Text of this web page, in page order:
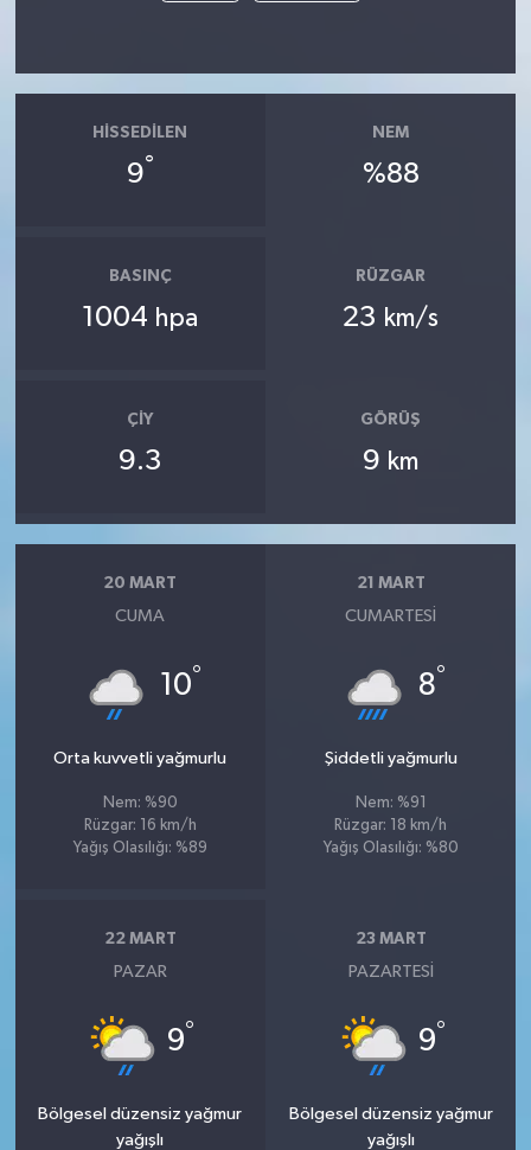
HISSEDILEN
9°
NEM
%88
BASINÇ
1004 hpa
RÜZGAR
23 km/s
ÇIY
9.3
GÖRÜŞ
9 km
20 MART
CUMA
10°
Orta kuvvetli yağmurlu
Nem: %90
Rüzgar: 16 km/h
Yağış Olasılığı: %89
21 MART
CUMARTESI
8°
Şiddetli yağmurlu
Nem: %91
Rüzgar: 18 km/h
Yağış Olasılığı: %80
22 MART
PAZAR
9°
Bölgesel düzensiz yağmur
yağışlı
23 MART
PAZARTESI
9°
Bölgesel düzensiz yağmur
yağışlı